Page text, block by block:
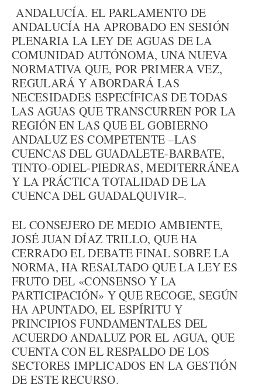
ANDALUCÍA. EL PARLAMENTO DE
ANDALUCÍA HA APROBADO EN SESIÓN
PLENARIA LA LEY DE AGUAS DE LA
COMUNIDAD AUTÓNOMA, UNA NUEVA
NORMATIVA QUE, POR PRIMERA VEZ,
REGULARÁ Y ABORDARÁ LAS
NECESIDADES ESPECÍFICAS DE TODAS
LAS AGUAS QUE TRANSCURREN POR LA
REGIÓN EN LAS QUE EL GOBIERNO
ANDALUZ ES COMPETENTE –LAS
CUENCAS DEL GUADALETE-BARBATE,
TINTO-ODIEL-PIEDRAS, MEDITERRÁNEA
Y LA PRÁCTICA TOTALIDAD DE LA
CUENCA DEL GUADALQUIVIR–.
EL CONSEJERO DE MEDIO AMBIENTE,
JOSÉ JUAN DÍAZ TRILLO, QUE HA
CERRADO EL DEBATE FINAL SOBRE LA
NORMA, HA RESALTADO QUE LA LEY ES
FRUTO DEL «CONSENSO Y LA
PARTICIPACIÓN» Y QUE RECOGE, SEGÚN
HA APUNTADO, EL ESPÍRITU Y
PRINCIPIOS FUNDAMENTALES DEL
ACUERDO ANDALUZ POR EL AGUA, QUE
CUENTA CON EL RESPALDO DE LOS
SECTORES IMPLICADOS EN LA GESTIÓN
DE ESTE RECURSO.